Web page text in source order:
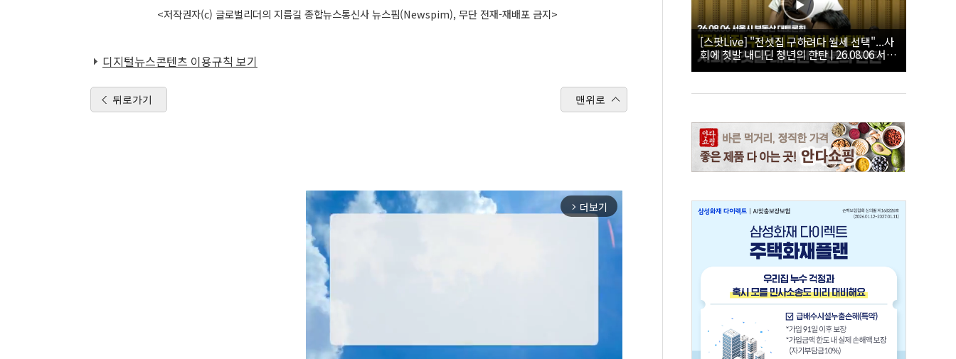
<저작권자(c) 글로벌리더의 지름길 종합뉴스통신사 뉴스핌(Newspim), 무단 전재-재배포 금지>
디지털뉴스콘텐츠 이용규칙 보기
뒤로가기 맨위로
arrow_forward_ios 더보기
[스팟Live] "전셋집 구하려다 월세 선택"...사
회에 첫발 내디딘 청년의 한탄 | 26.08.06 서울
시 부동산 대토론회